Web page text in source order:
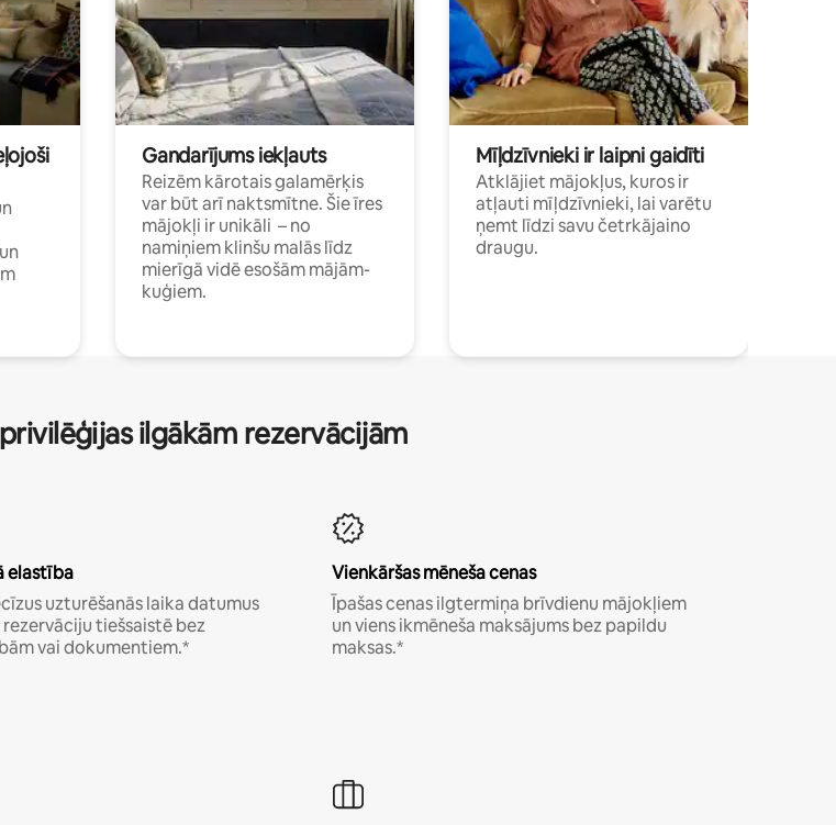
Gandarījums iekļauts
Reizēm kārotais galamērķis
var būt arī naktsmītne. Šie īres
mājokļi ir unikāli – no
namiņiem klinšu malās līdz
mierīgā vidē esošām mājām-
kuģiem.
Mīļdzīvnieki ir laipni gaidīti
Atklājiet mājokļus, kuros ir
atļauti mīļdzīvnieki, lai varētu
ņemt līdzi savu četrkājaino
draugu.
ilgākām rezervācijām
elastība
uzturēšanās laika datumus
tiešsaistē bez
vai dokumentiem.*
Vienkāršas mēneša cenas
Īpašas cenas ilgtermiņa brīvdienu mājokļiem
un viens ikmēneša maksājums bez papildu
maksas.*